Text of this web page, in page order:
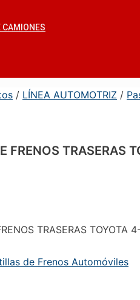
CAMIONES
/ LÍNEA AUTOMOTRIZ /
FRENOS TRASERAS
TRASERAS
de Frenos Automóviles